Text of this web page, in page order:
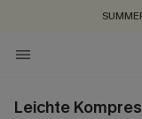
ZUM
Leichte